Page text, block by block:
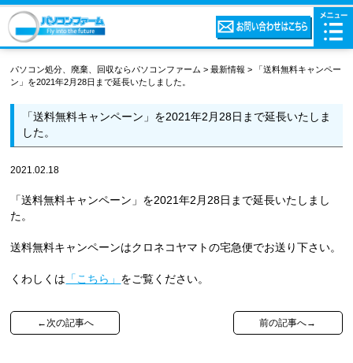
パソコン処分、廃棄、回収ならパソコンファーム>最新情報 >
「送料無料キャンペー
ン」を2021年2月28日まで延長いたしました。
「送料無料キャンペーン」を2021年2月28日まで延長いたしま
した。
2021.02.18
「送料無料キャンペーン」を2021年2月28日まで延長いたしまし
た。
送料無料キャンペーンはクロネコヤマトの宅急便でお送り下さい。
くわしくは 「こちら」 をご覧ください。
前の記事へ→
←次の記事へ